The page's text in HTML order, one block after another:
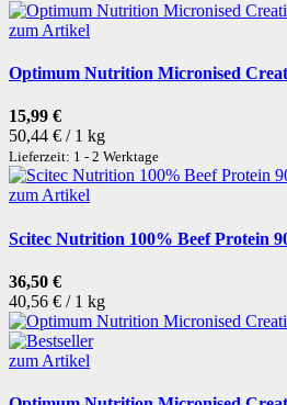
zum Artikel
Optimum Nutrition Micronised
15,99 €
50,44 € / 1 kg
Lieferzeit: 1 - 2 Werktage
zum Artikel
Scitec Nutrition 100% Beef Protein
36,50 €
40,56 € / 1 kg
zum Artikel